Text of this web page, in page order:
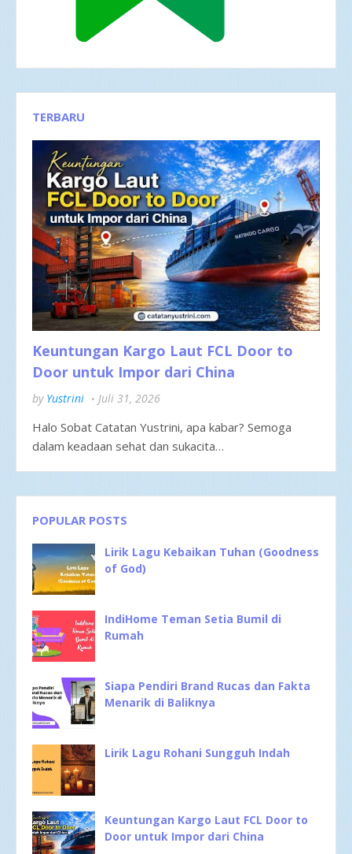
TERBARU
Keuntungan Kargo Laut FCL Door to
Door untuk Impor dari China
by Yustrini Juli 31, 2026
Halo Sobat Catatan Yustrini, apa kabar? Semoga
dalam keadaan sehat dan sukacita…
POPULAR POSTS
Lirik Lagu Kebaikan Tuhan (Goodness
of God)
IndiHome Teman Setia Bumil di
Rumah
Siapa Pendiri Brand Rucas dan Fakta
Menarik di Baliknya
Lirik Lagu Rohani Sungguh Indah
Keuntungan Kargo Laut FCL Door to
Door untuk Impor dari China